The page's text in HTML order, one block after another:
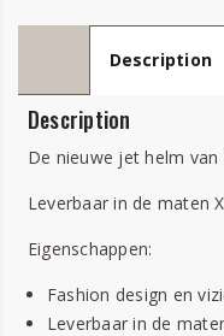
Description
Description
De nieuwe jet helm
Leverbaar in de maten
Eigenschappen:
Fashion design en
Leverbaar in de